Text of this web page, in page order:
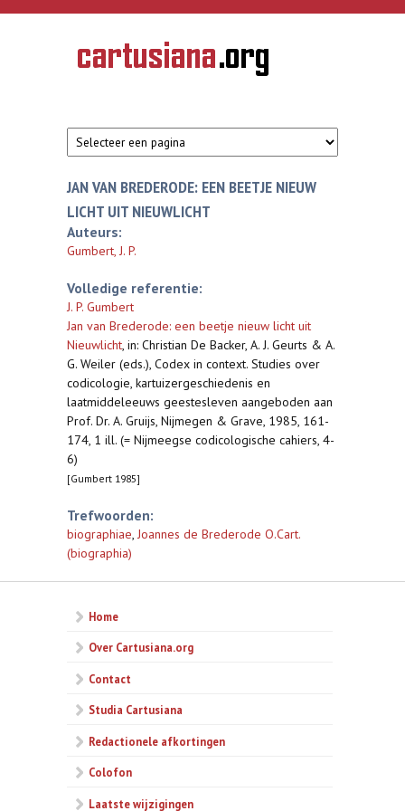
Overslaan en naar de inhoud gaan
CARTUSIANA
Geschiedenis
van de
JAN VAN BREDERODE: EEN BEETJE NIEUW
LICHT UIT NIEUWLICHT
Auteurs:
Gumbert, J. P.
Volledige referentie:
J. P. Gumbert
Jan van Brederode: een beetje nieuw licht uit
Nieuwlicht, in: Christian De Backer, A. J. Geurts & A.
G. Weiler (eds.), Codex in context. Studies over
codicologie, kartuizergeschiedenis en
laatmiddeleeuws geestesleven aangeboden aan
Prof. Dr. A. Gruijs, Nijmegen & Grave, 1985, 161-
174, 1 ill. (= Nijmeegse codicologische cahiers, 4-
6)
[Gumbert 1985]
Trefwoorden:
biographiae, Joannes de Brederode O.Cart.
(biographia)
Home
Over Cartusiana.org
Contact
Studia Cartusiana
Redactionele afkortingen
Colofon
Laatste wijzigingen